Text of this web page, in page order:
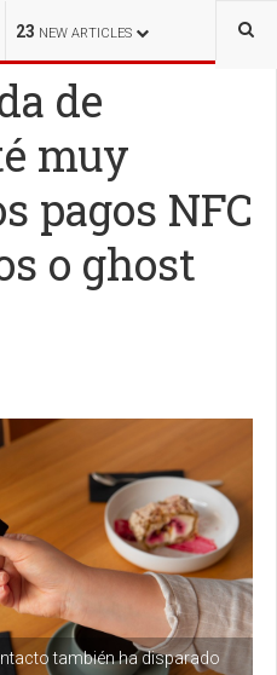
23 NEW ARTICLES
de
muy
pagos NFC
o ghost
también ha disparado